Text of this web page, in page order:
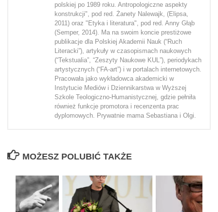
polskiej po 1989 roku. Antropologiczne aspekty
konstrukcji", pod red. Żanety Nalewajk, (Elipsa,
2011) oraz "Etyka i literatura", pod red. Anny Głąb
(Semper, 2014). Ma na swoim koncie prestiżowe
publikacje dla Polskiej Akademii Nauk (“Ruch
Literacki”), artykuły w czasopismach naukowych
(“Tekstualia”, “Zeszyty Naukowe KUL”), periodykach
artystycznych (“FA-art”) i w portalach internetowych.
Pracowała jako wykładowca akademicki w
Instytucie Mediów i Dziennikarstwa w Wyższej
Szkole Teologiczno-Humanistycznej, gdzie pełniła
również funkcje promotora i recenzenta prac
dyplomowych. Prywatnie mama Sebastiana i Olgi.
MOŻESZ POLUBIĆ TAKŻE